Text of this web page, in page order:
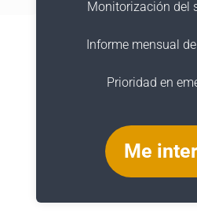
Monitorización del
Informe mensual
Prioridad en
Me